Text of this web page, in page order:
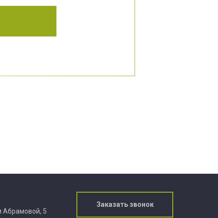
Абрамовой, 5
Заказать звонок